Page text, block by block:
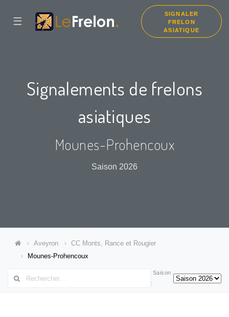
☰
SIGNALER
FRELON
ASIATIQUE
Signalements de frelons
asiatiques
Mounes-Prohencoux
Saison 2026
Aveyron
CC Monts, Rance et Rougier
Mounes-Prohencoux
Saison
: